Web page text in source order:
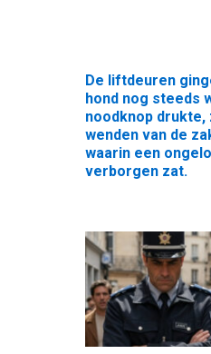
De liftdeuren
hond nog steeds
noodknop
wenden van de
waarin een
verborgen zat.